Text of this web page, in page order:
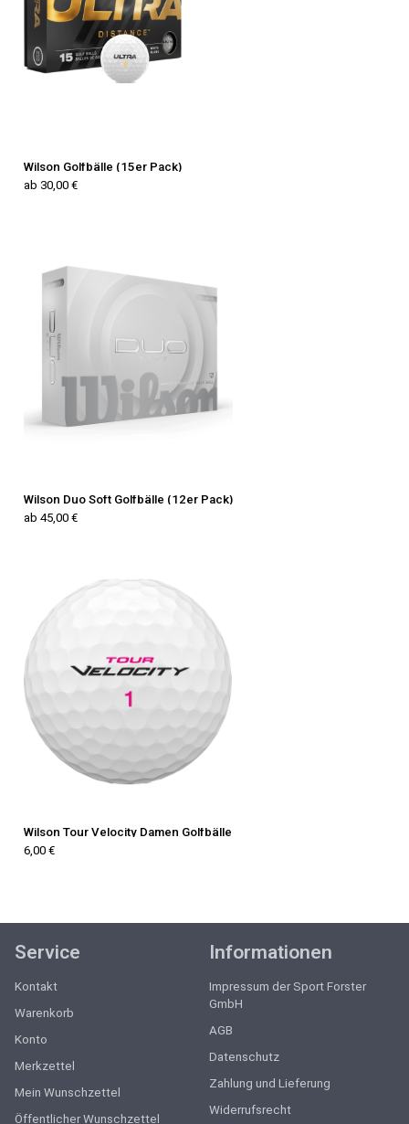
Wilson Golfbälle (15er Pack)
ab 30,00 €
Wilson Duo Soft Golfbälle (12er Pack)
ab 45,00 €
Wilson Tour Velocity Damen Golfbälle
6,00 €
Service
Kontakt
Warenkorb
Konto
Merkzettel
Mein Wunschzettel
Öffentlicher Wunschzettel
Informationen
Impressum der Sport Forster
GmbH
AGB
Datenschutz
Zahlung und Lieferung
Widerrufsrecht